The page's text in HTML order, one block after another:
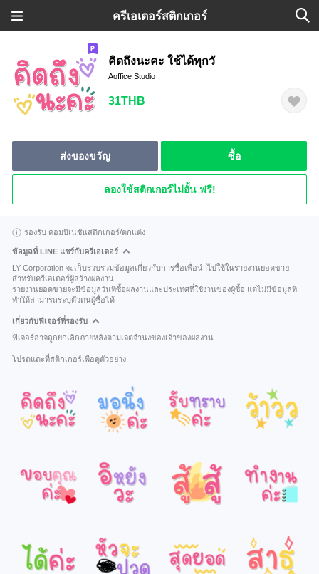
ครีเอเตอร์สติกเกอร์
คิดถึงนะคะ ใช้ได้ทุกวั
Aoffice Studio
31THB
ส่งของขวัญ ซื้อ
ลองใช้สติกเกอร์ไม่อั้น ฟรี!
รองรับ คอมบิเนชันสติกเกอร์/ตกแต่ง
ข้อมูลที่ LINE แชร์กับครีเอเตอร์
LY Corporation จะเก็บรวบรวมข้อมูลเกี่ยวกับการซื้อเพื่อนำไปใช้ในรายงานยอดขาย
สำหรับครีเอเตอร์ผู้สร้างผลงาน
รายงานยอดขายจะมีข้อมูลวันที่ซื้อผลงานและประเทศที่ใช้งานของผู้ซื้อ แต่ไม่มีข้อมูลที่
ทำให้สามารถระบุตัวตนผู้ซื้อได้
เกี่ยวกับฟีเจอร์ที่รองรับ
ฟีเจอร์อาจถูกยกเลิกภายหลังตามเจตจำนงของเจ้าของผลงาน
โปรดแตะที่สติกเกอร์เพื่อดูตัวอย่าง